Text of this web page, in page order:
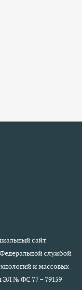
сайт
службой
и массовых
ЭЛ № ФС 77 – 79159